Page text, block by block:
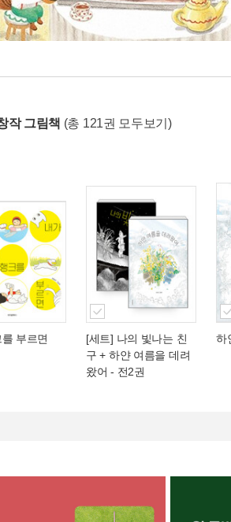
작 그림책 (총 121권 모두보기)
부르면
[세트] 나의 빛나는 친
구 + 하얀 여름을 데려
왔어 - 전2권
하